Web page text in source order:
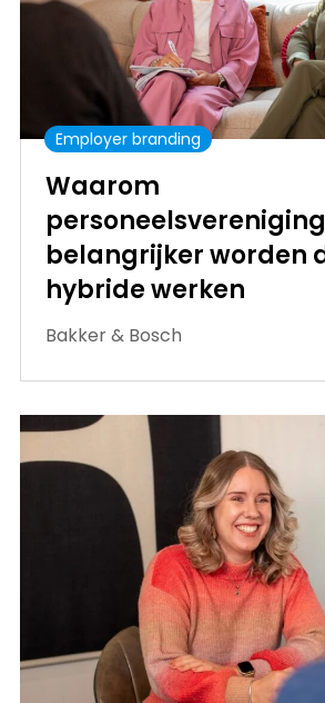
Employer branding
Waarom
belangrijker worden
hybride werken
Bakker & Bosch